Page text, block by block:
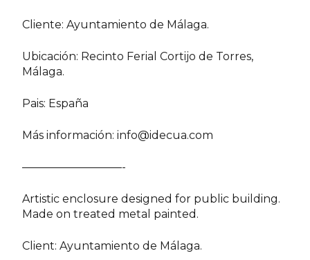
Cliente: Ayuntamiento de Málaga.
Ubicación: Recinto Ferial Cortijo de Torres,
Málaga.
Pais: España
Más información:info@idecua.com
—————————-
Artistic enclosure designed for public building.
Made on treated metal painted.
Client: Ayuntamiento de Málaga.